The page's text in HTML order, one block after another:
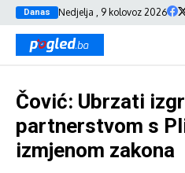
Danas Nedjelja , 9 kolovoz 2026
Čović: Ubrzati
partnerstvom s
izmjenom zakona